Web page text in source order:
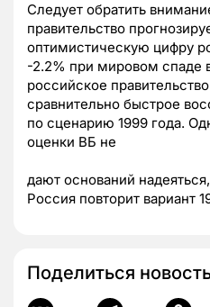
Следует обратить
правительство
оптимистическую цифру
-2.2% при мировом спаде
российское
сравнительно быстрое
по сценарию 1999 года.
оценки ВБ не
дают оснований
Россия повторит вариант
Поделиться